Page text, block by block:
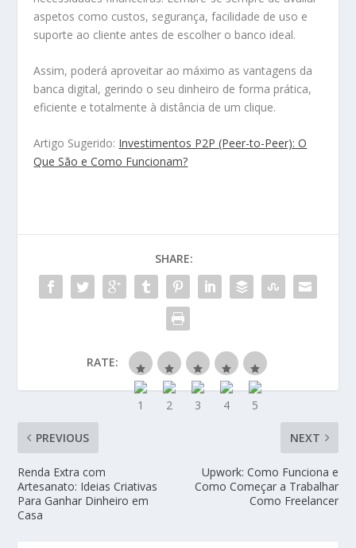
aspetos como custos, segurança, facilidade de uso e
suporte ao cliente antes de escolher o banco ideal.
Assim, poderá aproveitar ao máximo as vantagens da
banca digital, gerindo o seu dinheiro de forma prática,
eficiente e totalmente à distância de um clique.
Artigo Sugerido: Investimentos P2P (Peer-to-Peer): O
Que São e Como Funcionam?
SHARE:
RATE:
PREVIOUS
Renda Extra com
Artesanato: Ideias Criativas
Para Ganhar Dinheiro em
Casa
NEXT
Upwork: Como Funciona e
Como Começar a Trabalhar
Como Freelancer